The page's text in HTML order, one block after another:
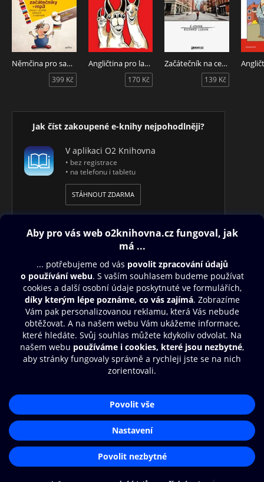
Němčina pro samouky a věčné začátečníky
399 Kč
Angličtina pro lamy 3
170 Kč
Začátečník na cestách
139 Kč
Jak číst zakoupené e-knihy nejpohodlněji?
V aplikaci O2 Knihovna
• bez registrace
• na telefonu i tabletu
STÁHNOUT ZDARMA
Obsah ke stažení
Moje O2 Knihovna
Další zábava
© O2 Czech Republic a.s.
Zásady zpracování osobních údajů
Nastavení cookies
Aplikace O2 Knihovna
Čti a poslouchej své e-knihy a
audioknihy rychleji a pohodlněji.